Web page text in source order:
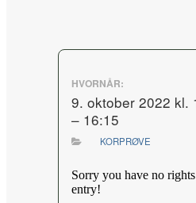
HVORNÅR:
9. oktober 2022 kl.
– 16:15
KORPRØVE
Sorry you have no
entry!